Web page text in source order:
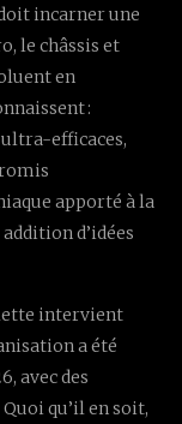
incarner une
le châssis et
en
:
efficaces,
apporté à la
d’idées
intervient
a été
avec des
qu’il en soit,